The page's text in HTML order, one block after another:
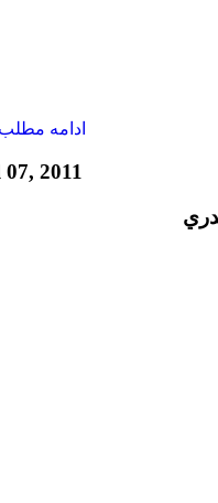
ادامه مطلب
2011